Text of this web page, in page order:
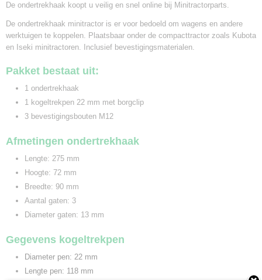
De ondertrekhaak koopt u veilig en snel online bij Minitractorparts.
De ondertrekhaak minitractor is er voor bedoeld om wagens en andere
werktuigen te koppelen. Plaatsbaar onder de compacttractor zoals Kubota
en Iseki minitractoren. Inclusief bevestigingsmaterialen.
Pakket bestaat uit:
1 ondertrekhaak
1 kogeltrekpen 22 mm met borgclip
3 bevestigingsbouten M12
Afmetingen ondertrekhaak
Lengte: 275 mm
Hoogte: 72 mm
Breedte: 90 mm
Aantal gaten: 3
Diameter gaten: 13 mm
Gegevens kogeltrekpen
Diameter pen: 22 mm
Lengte pen: 118 mm